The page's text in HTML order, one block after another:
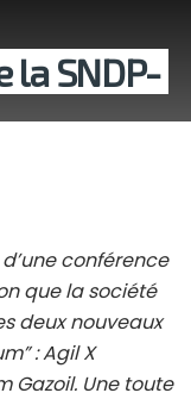
la SNDP-
d’une conférence
que la société
deux nouveaux
: Agil X
Gazoil. Une toute